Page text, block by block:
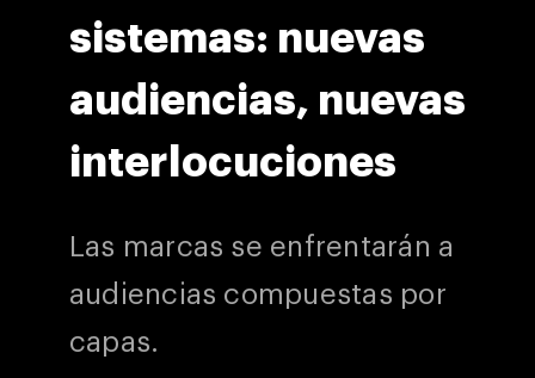
sistemas: nuevas
audiencias, nuevas
interlocuciones
Las marcas se enfrentarán a
audiencias compuestas por
capas.